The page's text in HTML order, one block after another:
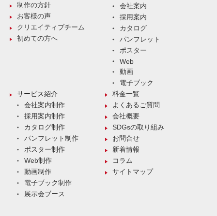
制作の方針
お客様の声
クリエイティブチーム
初めての方へ
会社案内
採用案内
カタログ
パンフレット
ポスター
Web
動画
電子ブック
サービス紹介
会社案内制作
採用案内制作
カタログ制作
パンフレット制作
ポスター制作
Web制作
動画制作
電子ブック制作
展示会ブース
料金一覧
よくあるご質問
会社概要
SDGsの取り組み
お問合せ
新着情報
コラム
サイトマップ